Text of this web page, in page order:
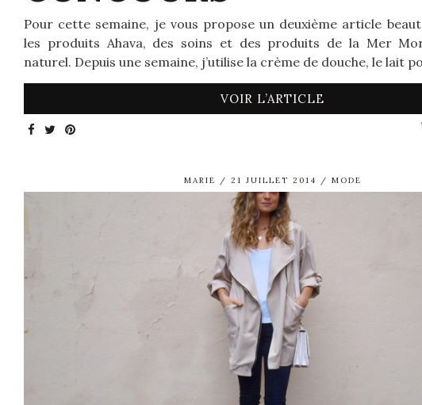
Pour cette semaine, je vous propose un deuxième article
les produits Ahava, des soins et des produits de la Mer
naturel. Depuis une semaine, j’utilise la crème de douche, le lait
VOIR L’ARTICLE
MARIE 21 JUILLET 2014 MODE